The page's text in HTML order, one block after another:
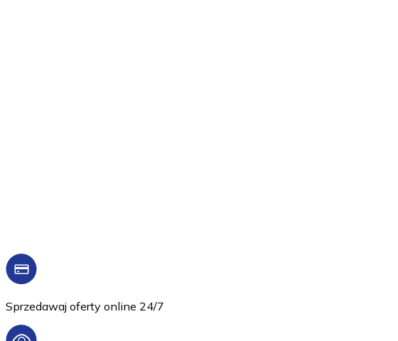
Sprzedawaj oferty online 24/7